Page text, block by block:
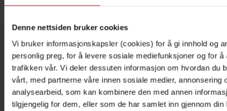
Denne nettsiden bruker cookies
Vi bruker informasjonskapsler (cookies) for å gi innhold og
personlig preg, for å levere sosiale mediefunksjoner og for å
trafikken vår. Vi deler dessuten informasjon om hvordan du
vårt, med partnerne våre innen sosiale medier, annonsering
analysearbeid, som kan kombinere den med annen
tilgjengelig for dem, eller som de har samlet inn gjennom din
Om Toyota
Våre avdelinger
Hvorfor velge Toyota